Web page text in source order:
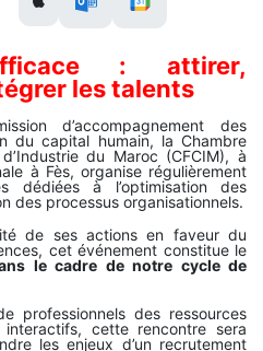
: attirer,
les talents
d’accompagnement des
du capital humain, la Chambre
du Maroc (CFCIM), à
à Fès, organise régulièrement
dédiées à l’optimisation des
des processus organisationnels.
de ses actions en faveur du
cet événement constitue le
le cadre de notre cycle de
professionnels des ressources
cette rencontre sera
les enjeux d’un recrutement